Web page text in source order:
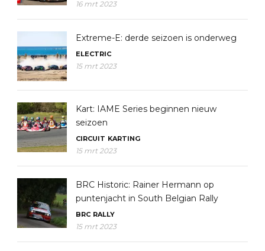
16 mrt 2023
Extreme-E: derde seizoen is onderweg
ELECTRIC
15 mrt 2023
Kart: IAME Series beginnen nieuw
seizoen
CIRCUIT KARTING
15 mrt 2023
BRC Historic: Rainer Hermann op
puntenjacht in South Belgian Rally
BRC RALLY
15 mrt 2023